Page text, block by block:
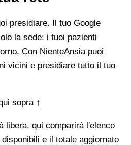
presidiare. Il tuo Google
la sede: i tuoi pazienti
Con NienteAnsia puoi
vicini e presidiare tutto il tuo
sopra ↑
libera, qui comparirà l'elenco
e il totale aggiornato